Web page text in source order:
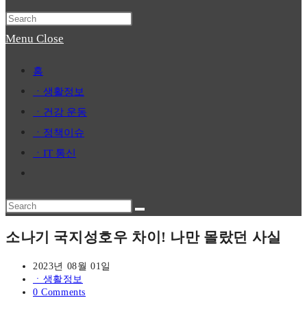
search
Menu Close
홈
ㆍ생활정보
ㆍ건강 운동
ㆍ정책이슈
ㆍIT 통신
search
Search
website
소나기 국지성호우 차이! 나만 몰랐던 사실
Post
published:
2023년 08월 01일
Post
category:
ㆍ생활정보
Post
0 Comments